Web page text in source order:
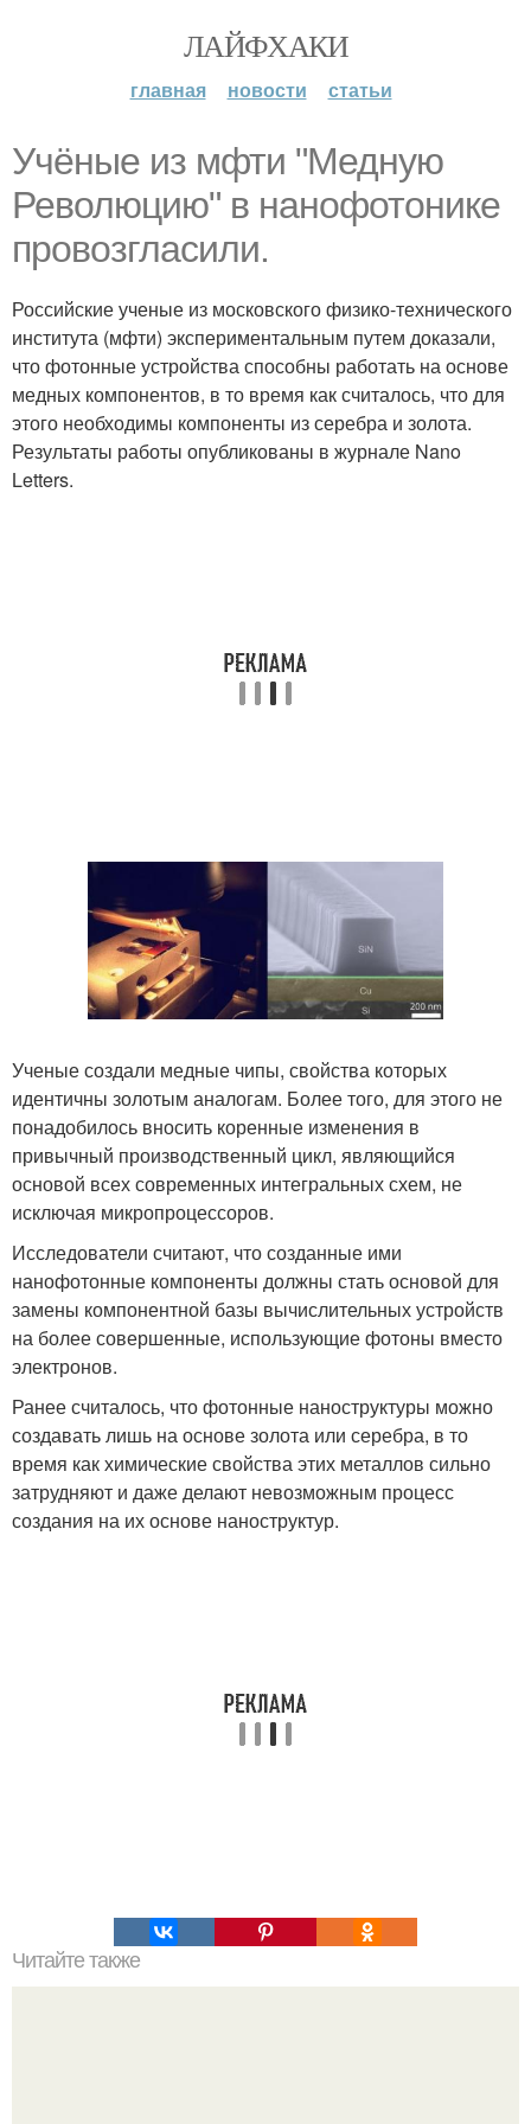
ЛАЙФХАКИ
главная новости статьи
Учёные из мфти "Медную
Революцию" в нанофотонике
провозгласили.
Российские ученые из московского физико-технического
института (мфти) экспериментальным путем доказали,
что фотонные устройства способны работать на основе
медных компонентов, в то время как считалось, что для
этого необходимы компоненты из серебра и золота.
Результаты работы опубликованы в журнале Nano
Letters.
Ученые создали медные чипы, свойства которых
идентичны золотым аналогам. Более того, для этого не
понадобилось вносить коренные изменения в
привычный производственный цикл, являющийся
основой всех современных интегральных схем, не
исключая микропроцессоров.
Исследователи считают, что созданные ими
нанофотонные компоненты должны стать основой для
замены компонентной базы вычислительных устройств
на более совершенные, использующие фотоны вместо
электронов.
Ранее считалось, что фотонные наноструктуры можно
создавать лишь на основе золота или серебра, в то
время как химические свойства этих металлов сильно
затрудняют и даже делают невозможным процесс
создания на их основе наноструктур.
Читайте также